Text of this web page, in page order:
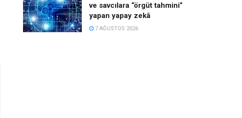
ve savcılara “örgüt tahmini”
yapan yapay zekâ
7 AĞUSTOS 2026